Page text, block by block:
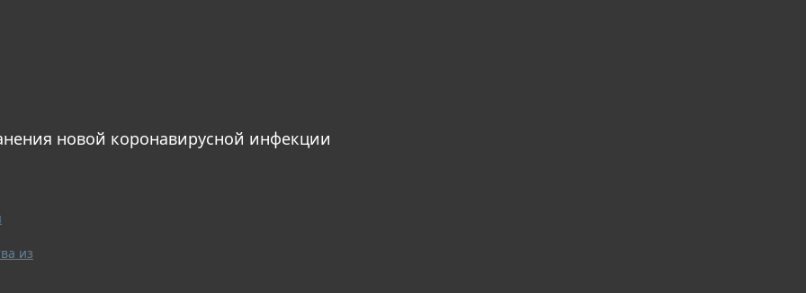
из
новой коронавирусной инфекции